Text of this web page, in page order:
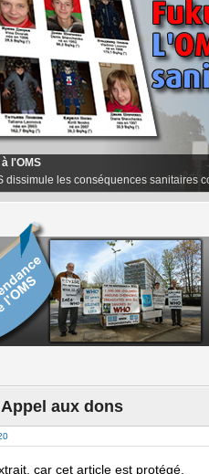
l'OMS
dissimule les conséquences sanitaires
aux dons
car cet article est protégé.